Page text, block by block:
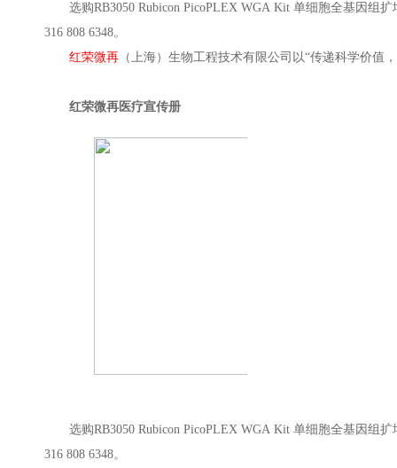
选购RB3050 Rubicon PicoPLEX WGA Kit 单细胞全基因组
316 808 6348。
红荣微再 （上海）生物工程技术有限公司以“传递科学价
红荣微再医疗宣传册
选购RB3050 Rubicon PicoPLEX WGA Kit 单细胞全基因组
316 808 6348。